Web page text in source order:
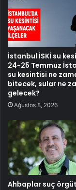
İstanbul İSKİ su
24-25 Temmuz
su kesintisi ne
bitecek, sular ne
gelecek?
Ağustos 8, 2026
Ahbaplar suç